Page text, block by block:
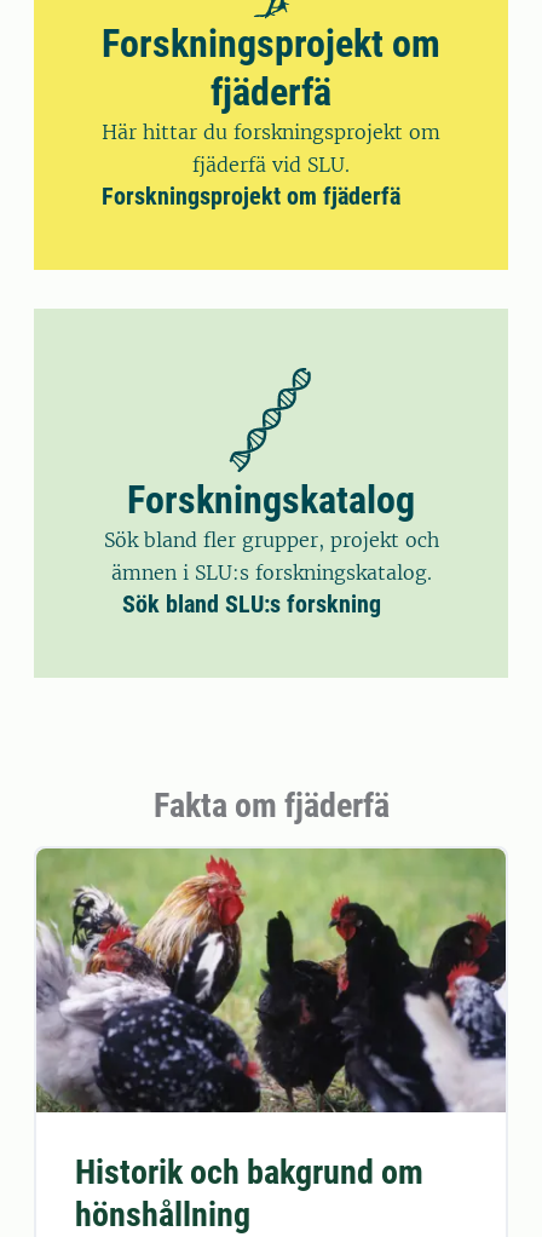
Forskningsprojekt om
fjäderfä
Här hittar du forskningsprojekt om
fjäderfä vid SLU.
Forskningsprojekt om fjäderfä
Forskningskatalog
Sök bland fler grupper, projekt och
ämnen i SLU:s forskningskatalog.
Sök bland SLU:s forskning
Fakta om fjäderfä
Historik och bakgrund om
hönshållning